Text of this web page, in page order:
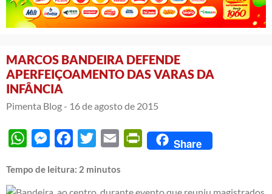
MARCOS BANDEIRA DEFENDE
APERFEIÇOAMENTO DAS VARAS DA
INFÂNCIA
Pimenta Blog - 16 de agosto de 2015
WhatsAppMessengerFacebook
Twitter Email PrintFriendly
Share
Tempo de leitura: 2 minutos